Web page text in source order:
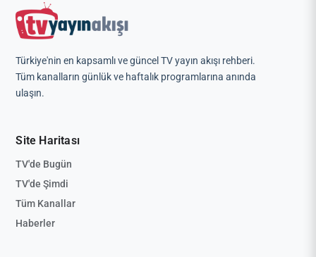
Türkiye'nin en kapsamlı ve güncel TV yayın akışı rehberi.
Tüm kanalların günlük ve haftalık programlarına anında
ulaşın.
Site Haritası
TV'de Bugün
TV'de Şimdi
Tüm Kanallar
Haberler